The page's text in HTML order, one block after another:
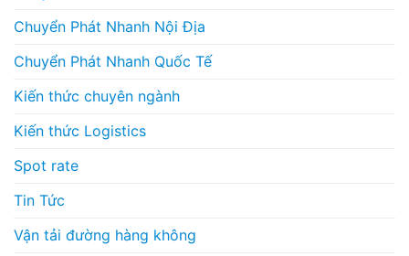
Chuyển Phát Nhanh Nội Địa
Chuyển Phát Nhanh Quốc Tế
Kiến thức chuyên ngành
Kiến thức Logistics
Spot rate
Tin Tức
Vận tải đường hàng không